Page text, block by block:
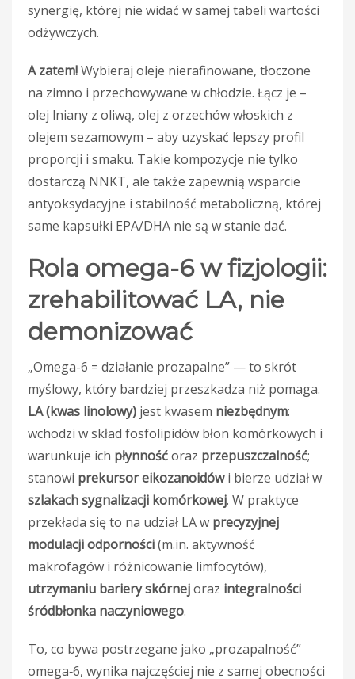
synergię, której nie widać w samej tabeli wartości
odżywczych.
A zatem!Wybieraj oleje nierafinowane, tłoczone
na zimno i przechowywane w chłodzie. Łącz je –
olej lniany z oliwą, olej z orzechów włoskich z
olejem sezamowym – aby uzyskać lepszy profil
proporcji i smaku. Takie kompozycje nie tylko
dostarczą NNKT, ale także zapewnią wsparcie
antyoksydacyjne i stabilność metaboliczną, której
same kapsułki EPA/DHA nie są w stanie dać.
Rola omega-6 w fizjologii:
zrehabilitować LA, nie
demonizować
„Omega-6 = działanie prozapalne” — to skrót
myślowy, który bardziej przeszkadza niż pomaga.
LA (kwas linolowy) jest kwasem niezbędnym:
wchodzi w skład fosfolipidów błon komórkowych i
warunkuje ich płynnośćoraz przepuszczalność;
stanowi prekursor eikozanoidówi bierze udział w
szlakach sygnalizacji komórkowej. W praktyce
przekłada się to na udział LA w precyzyjnej
modulacji odporności(m.in. aktywność
makrofagów i różnicowanie limfocytów),
utrzymaniu bariery skórnejoraz integralności
śródbłonka naczyniowego.
To, co bywa postrzegane jako „prozapalność”
omega‑6, wynika najczęściej nie z samej obecności